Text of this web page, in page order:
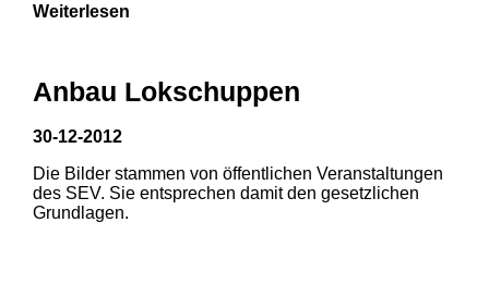
1 2
Weiterlesen
Anbau Lokschuppen
30-12-2012
Die Bilder stammen von öffentlichen Veranstaltungen
des SEV. Sie entsprechen damit den gesetzlichen
Grundlagen.